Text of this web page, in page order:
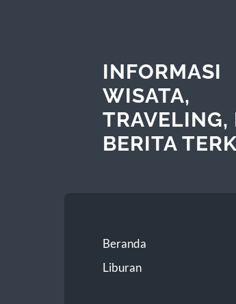
INFORMASI
WISATA,
TRAVELING,
BERITA
Beranda
Liburan